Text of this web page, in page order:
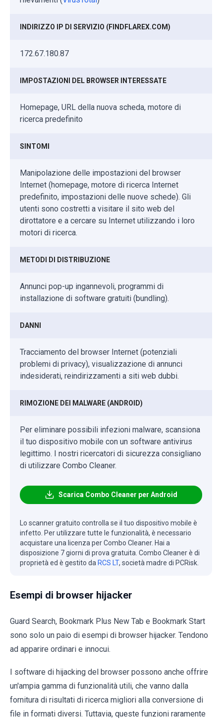
INDIRIZZO IP DI SERVIZIO (FINDFLAREX.COM)
172.67.180.87
IMPOSTAZIONI DEL BROWSER INTERESSATE
Homepage, URL della nuova scheda, motore di
ricerca predefinito
SINTOMI
Manipolazione delle impostazioni del browser
Internet (homepage, motore di ricerca Internet
predefinito, impostazioni delle nuove schede). Gli
utenti sono costretti a visitare il sito web del
dirottatore e a cercare su Internet utilizzando i loro
motori di ricerca.
METODI DI DISTRIBUZIONE
Annunci pop-up ingannevoli, programmi di
installazione di software gratuiti (bundling).
DANNI
Tracciamento del browser Internet (potenziali
problemi di privacy), visualizzazione di annunci
indesiderati, reindirizzamenti a siti web dubbi.
RIMOZIONE DEI MALWARE (ANDROID)
Per eliminare possibili infezioni malware, scansiona
il tuo dispositivo mobile con un software antivirus
legittimo. I nostri ricercatori di sicurezza consigliano
di utilizzare Combo Cleaner.
Scarica Combo Cleaner per Android
Lo scanner gratuito controlla se il tuo dispositivo mobile è
infetto. Per utilizzare tutte le funzionalità, è necessario
acquistare una licenza per Combo Cleaner. Hai a
disposizione 7 giorni di prova gratuita. Combo Cleaner è di
proprietà ed è gestito da RCS LT, società madre di PCRisk.
Esempi di browser hijacker
Guard Search, Bookmark Plus New Tab e Bookmark Start
sono solo un paio di esempi di browser hijacker. Tendono
ad apparire ordinari e innocui.
I software di hijacking del browser possono anche offrire
un'ampia gamma di funzionalità utili, che vanno dalla
fornitura di risultati di ricerca migliori alla conversione di
file in formati diversi. Tuttavia, queste funzioni raramente